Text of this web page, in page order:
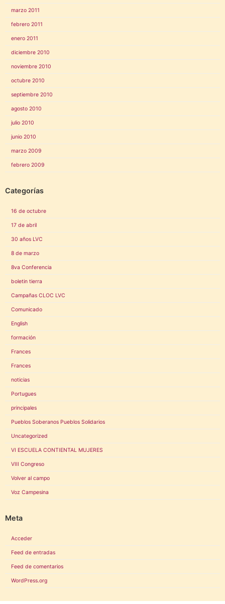
marzo 2011
febrero 2011
enero 2011
diciembre 2010
noviembre 2010
octubre 2010
septiembre 2010
agosto 2010
julio 2010
junio 2010
marzo 2009
febrero 2009
Categorías
16 de octubre
17 de abril
30 años LVC
8 de marzo
8va Conferencia
boletin tierra
Campañas CLOC LVC
Comunicado
English
formación
Frances
Frances
noticias
Portugues
principales
Pueblos Soberanos Pueblos Solidarios
Uncategorized
VI ESCUELA CONTIENTAL MUJERES
VIII Congreso
Volver al campo
Voz Campesina
Meta
Acceder
Feed de entradas
Feed de comentarios
WordPress.org